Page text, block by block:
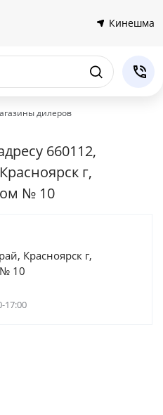
Кинешма
дилеров
660112,
г,
№ 10
Красноярск г,
№ 10
17:00